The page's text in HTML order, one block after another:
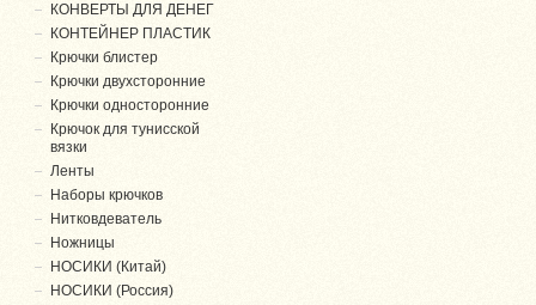
КОНВЕРТЫ ДЛЯ ДЕНЕГ
КОНТЕЙНЕР ПЛАСТИК
Крючки блистер
Крючки двухсторонние
Крючки односторонние
Крючок для тунисской
вязки
Ленты
Наборы крючков
Нитковдеватель
Ножницы
НОСИКИ (Китай)
НОСИКИ (Россия)